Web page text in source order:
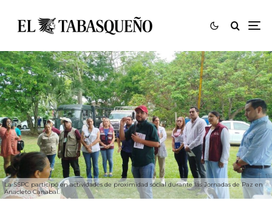
La SSPC participó en actividades de proximidad social durante las Jornadas de Paz en
Anacleto Canabal.